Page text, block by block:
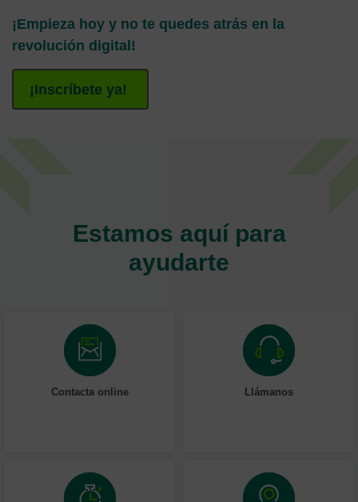
¡Empieza hoy y no te quedes atrás en la
revolución digital!
¡Inscríbete ya!
Estamos aquí para
ayudarte
Contacta online Llámanos